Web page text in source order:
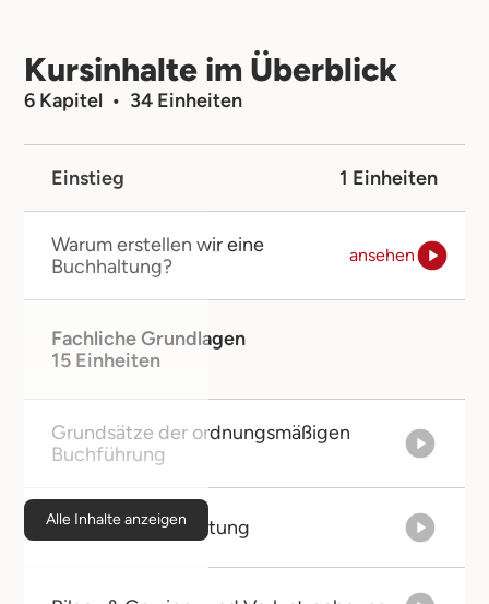
Kursinhalte im Überblick
6 Kapitel • 34 Einheiten
Alle Inhalte anzeigen
Einstieg 1 Einheiten
Warum erstellen wir eine
Buchhaltung?
ansehen
Fachliche Grundlagen
15 Einheiten
Grundsätze der ordnungsmäßigen
Buchführung
Arten der Buchhaltung